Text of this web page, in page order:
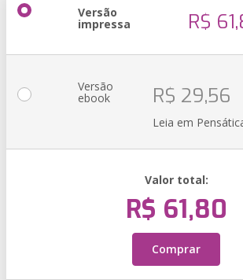
Versão
impressa R$
Versão
ebook R$ 29,56
Leia em
Valor total:
R$ 61,80
Comprar